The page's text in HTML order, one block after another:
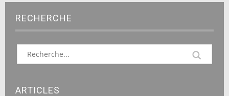
RECHERCHE
ARTICLES